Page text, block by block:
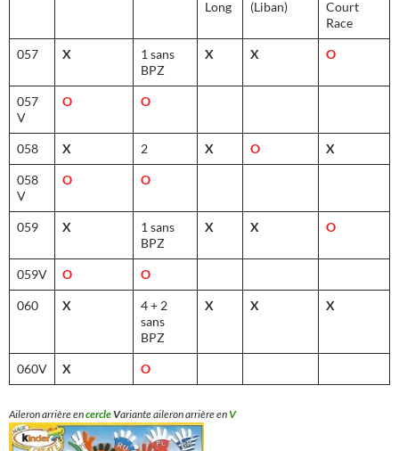
Long
(Liban)
Court
Race
057 X
1 sans
BPZ
X X O
057
V
O O
058 X 2 X O X
058
V
O O
059 X
1 sans
BPZ
X X O
059V O O
060 X
4 + 2
sans
BPZ
X X X
060V X O
Aileron arrière encercleVariante aileron arrière enV